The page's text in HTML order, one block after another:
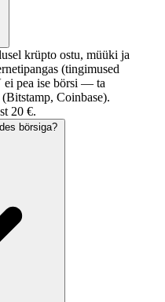
krüpto ostu, müüki ja
(tingimused
ei pea ise börsi — ta
Coinbase).
20 €.
börsiga?